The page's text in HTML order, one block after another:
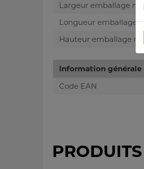
Largeur emballage
Longueur emballage
Hauteur emballage
Information générale
Code EAN